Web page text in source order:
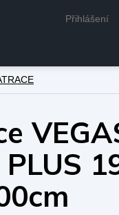
Přihlášení
PLUS